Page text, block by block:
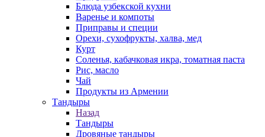
Блюда узбекской кухни
Варенье и компоты
Приправы и специи
Орехи, сухофрукты, халва, мед
Курт
Соленья, кабачковая икра, томатная паста
Рис, масло
Чай
Продукты из Армении
Тандыры
Назад
Тандыры
Дровяные тандыры